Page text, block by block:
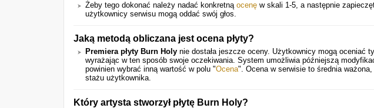
Żeby tego dokonać należy nadać konkretną ocenę w skali 1-5, a następnie
użytkownicy serwisu mogą oddać swój głos.
Jaką metodą obliczana jest ocena płyty?
Premiera płyty Burn Holy nie dostała jeszcze oceny. Użytkownicy mogą oceniać
wyrażając w ten sposób swoje oczekiwania. System umożliwia późniejszą
powinien wybrać inną wartość w polu "Ocena". Ocena w serwisie to średnia
stażu użytkownika.
Który artysta stworzył płytę Burn Holy?